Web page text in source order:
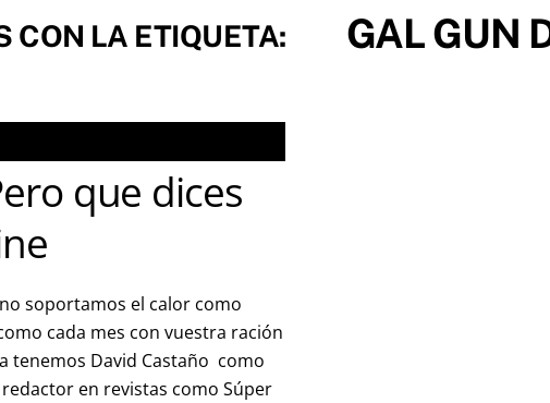
CON LA ETIQUETA: GAL GUN
que dices
soportamos el calor como
cada mes con vuestra ración
tenemos David Castaño como
en revistas como Súper